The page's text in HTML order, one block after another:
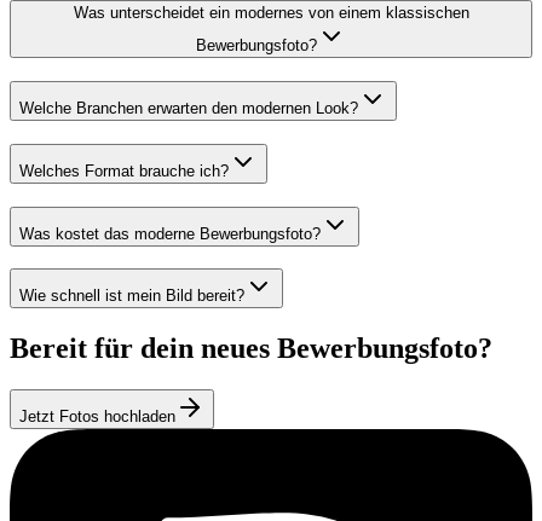
Was unterscheidet ein modernes von einem klassischen
Bewerbungsfoto?
Welche Branchen erwarten den modernen Look?
Welches Format brauche ich?
Was kostet das moderne Bewerbungsfoto?
Wie schnell ist mein Bild bereit?
Bereit für dein neues Bewerbungsfoto?
Jetzt Fotos hochladen